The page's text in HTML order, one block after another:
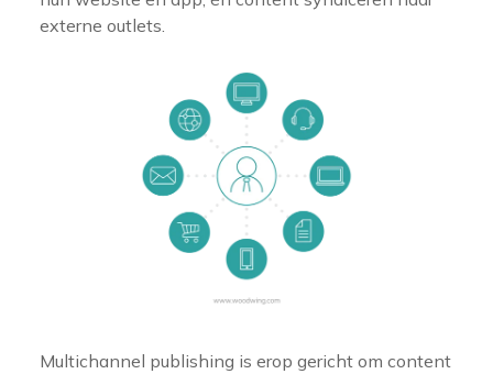
externe outlets.
Multichannel publishing is erop gericht om content